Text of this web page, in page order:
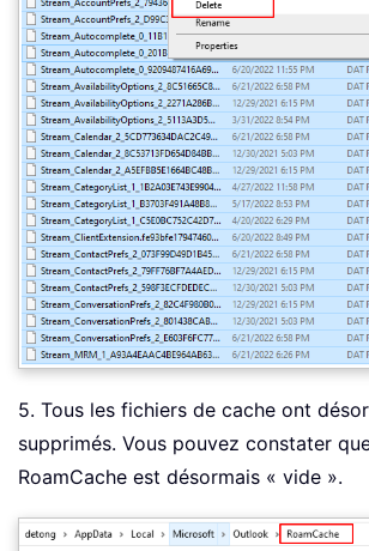
5. Tous les fichiers de cache ont
supprimés. Vous pouvez constater
RoamCache est désormais « vide ».